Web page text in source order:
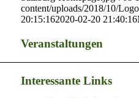
content/uploads/2018/10/
20:15:162020-02-20 21:40:16
Veranstaltungen
Interessante Links